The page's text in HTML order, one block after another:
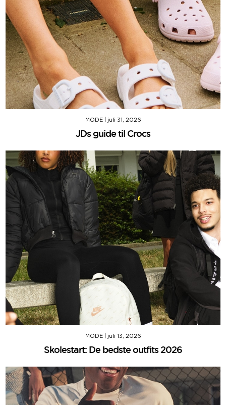
MODE| juli 31, 2026
JDs guide til Crocs
MODE| juli 13, 2026
Skolestart: De bedste outfits 2026